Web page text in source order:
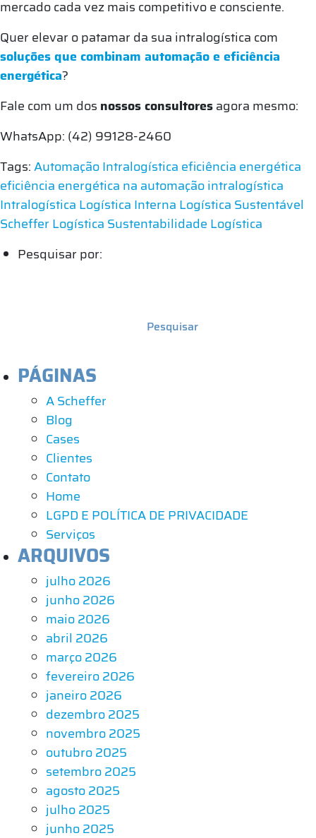
mercado cada vez mais competitivo e consciente.
Quer elevar o patamar da sua intralogística com
soluções que combinam automação e eficiência
energética?
Fale com um dos nossos consultoresagora mesmo:
WhatsApp: (42) 99128-2460
Tags:Automação Intralogística eficiência energética
eficiência energética na automação intralogística
Intralogística Logística Interna Logística Sustentável
Scheffer Logística Sustentabilidade Logística
Pesquisar por:
PÁGINAS
A Scheffer
Blog
Cases
Clientes
Contato
Home
LGPD E POLÍTICA DE PRIVACIDADE
Serviços
ARQUIVOS
julho 2026
junho 2026
maio 2026
abril 2026
março 2026
fevereiro 2026
janeiro 2026
dezembro 2025
novembro 2025
outubro 2025
setembro 2025
agosto 2025
julho 2025
junho 2025